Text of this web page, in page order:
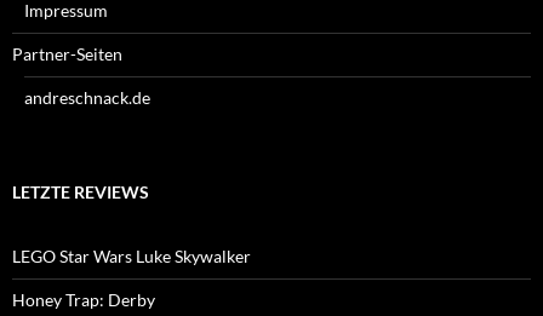
Impressum
Partner-Seiten
andreschnack.de
LETZTE REVIEWS
LEGO Star Wars Luke Skywalker
Honey Trap: Derby